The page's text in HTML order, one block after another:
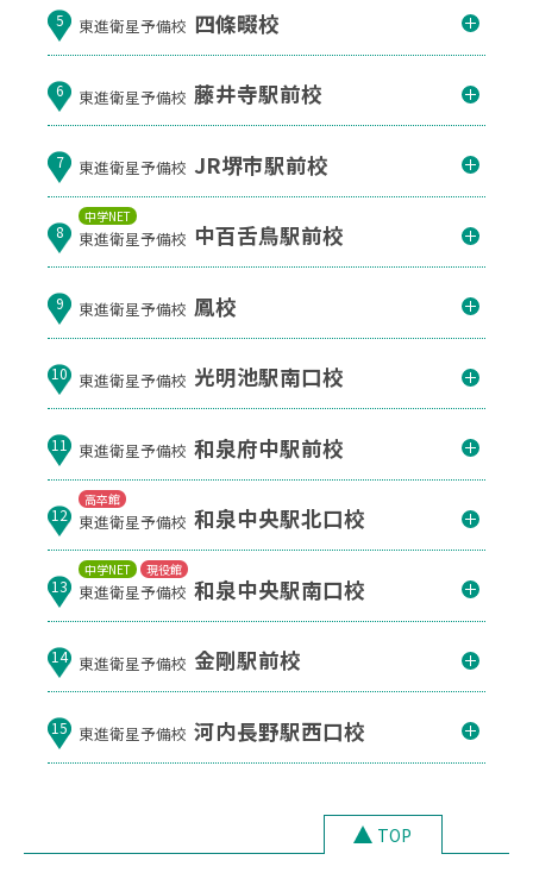
5 東進衛星予備校 四條畷校
6 東進衛星予備校 藤井寺駅前校
7 東進衛星予備校 JR堺市駅前校
中学NET
8 東進衛星予備校 中百舌鳥駅前校
9 東進衛星予備校 鳳校
10 東進衛星予備校 光明池駅南口校
11 東進衛星予備校 和泉府中駅前校
高卒館
12 東進衛星予備校 和泉中央駅北口校
中学NET 現役館
13 東進衛星予備校 和泉中央駅南口校
14 東進衛星予備校 金剛駅前校
15 東進衛星予備校 河内長野駅西口校
TOP